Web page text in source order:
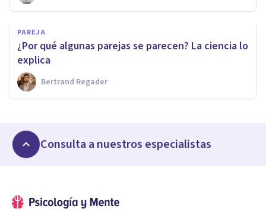
PAREJA
¿Por qué algunas parejas se parecen? La ciencia lo
explica
Bertrand Regader
Consulta a nuestros especialistas